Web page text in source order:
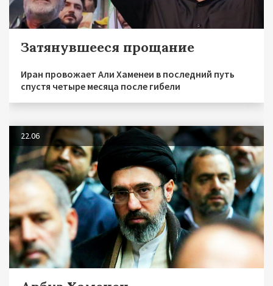
Затянувшееся прощание
Иран провожает Али Хаменеи в последний путь
спустя четыре месяца после гибели
22.06